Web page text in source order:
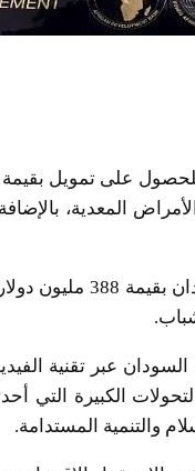
المعدية،
يأتي ذلك ضمن المشاريع
عبر تقنية
الكبيرة التي
والتنمية المستدامة.